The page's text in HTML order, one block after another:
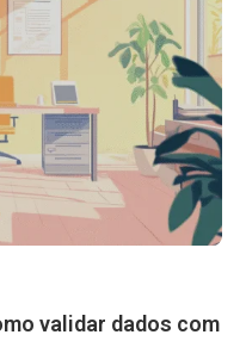
validar dados com